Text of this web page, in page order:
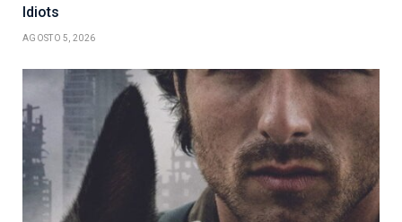
Idiots
AGOSTO 5, 2026